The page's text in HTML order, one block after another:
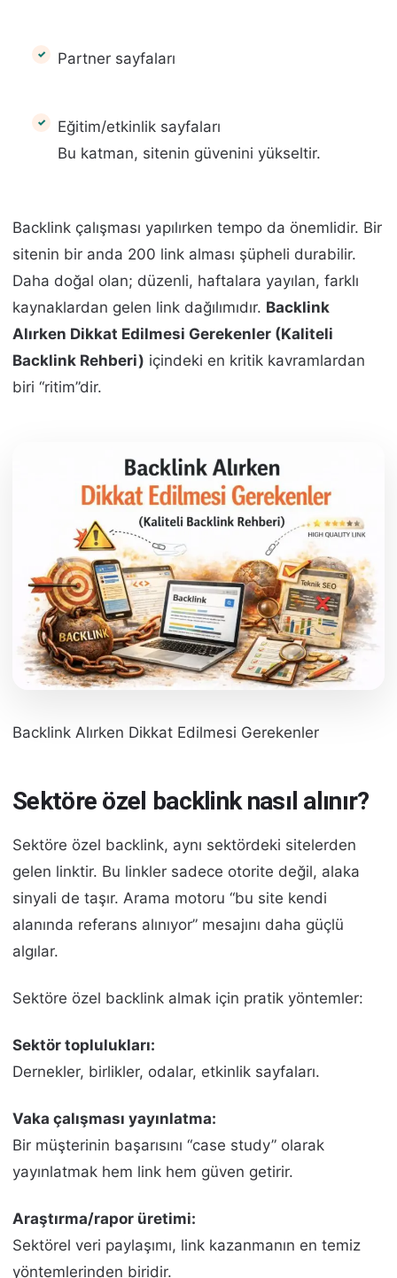
Partner sayfaları
Eğitim/etkinlik sayfaları
Bu katman, sitenin güvenini yükseltir.
Backlink çalışması yapılırken tempo da önemlidir. Bir
sitenin bir anda 200 link alması şüpheli durabilir.
Daha doğal olan; düzenli, haftalara yayılan, farklı
kaynaklardan gelen link dağılımıdır. Backlink
Alırken Dikkat Edilmesi Gerekenler (Kaliteli
Backlink Rehberi) içindeki en kritik kavramlardan
biri “ritim”dir.
Backlink Alırken Dikkat Edilmesi Gerekenler
Sektöre özel backlink nasıl alınır?
Sektöre özel backlink, aynı sektördeki sitelerden
gelen linktir. Bu linkler sadece otorite değil, alaka
sinyali de taşır. Arama motoru “bu site kendi
alanında referans alınıyor” mesajını daha güçlü
algılar.
Sektöre özel backlink almak için pratik yöntemler:
Sektör toplulukları:
Dernekler, birlikler, odalar, etkinlik sayfaları.
Vaka çalışması yayınlatma:
Bir müşterinin başarısını “case study” olarak
yayınlatmak hem link hem güven getirir.
Araştırma/rapor üretimi:
Sektörel veri paylaşımı, link kazanmanın en temiz
yöntemlerinden biridir.